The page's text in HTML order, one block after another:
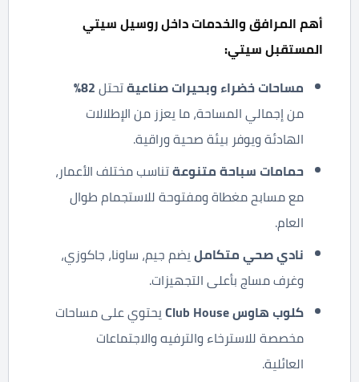
أهم المرافق والخدمات داخل روسيل سيتي
المستقبل سيتي:
مساحات خضراء وبحيرات صناعيةتحتل82%
من إجمالي المساحة، ما يعزز من الإطلالات
الهادئة ويوفر بيئة صحية وراقية.
حمامات سباحة متنوعةتناسب مختلف الأعمار،
مع مسابح مغطاة ومفتوحة للاستجمام طوال
العام.
نادي صحي متكامليضم جيم، ساونا، جاكوزي،
وغرف مساج بأعلى التجهيزات.
كلوب هاوس
يحتوي على مساحات
مخصصة للاسترخاء والترفيه والاجتماعات
العائلية.